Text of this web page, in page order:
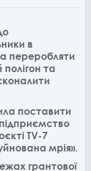
в
переробляти
та
поставити
TV-7
мрія».
грантової